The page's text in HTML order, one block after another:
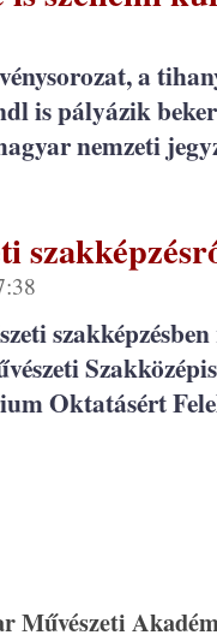
a
is pályázik
nemzeti
Oktatásért
Művészeti